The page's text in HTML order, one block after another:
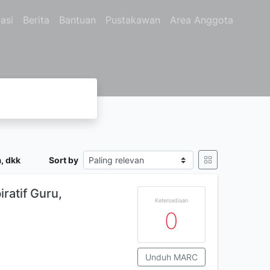
Berita Bantuan Pustakawan Area Anggota
dkk Sort by
Guru,
Ketersediaan
0
Unduh MARC